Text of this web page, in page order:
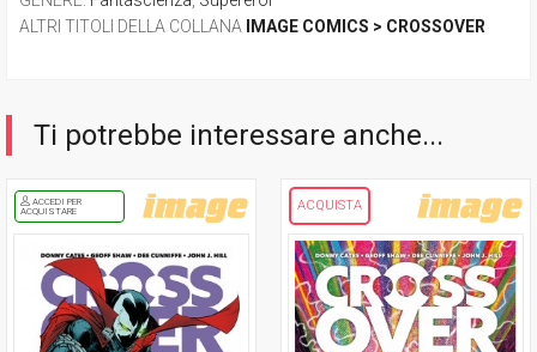
ALTRI TITOLI DELLA COLLANA
IMAGE COMICS > CROSSOVER
Ti potrebbe interessare anche...
ACCEDI PER
ACQUISTARE
ACQUISTA